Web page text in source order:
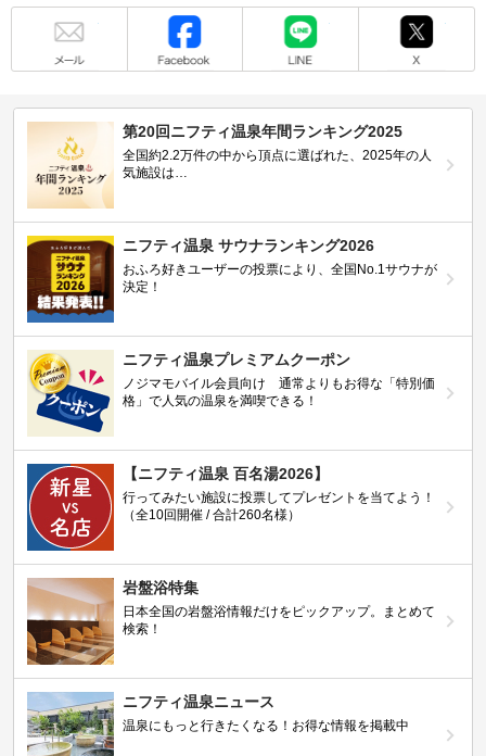
第20回ニフティ温泉年間ランキング2025
全国約2.2万件の中から頂点に選ばれた、2025年の人
気施設は…
ニフティ温泉 サウナランキング2026
おふろ好きユーザーの投票により、全国No.1サウナが
決定！
ニフティ温泉プレミアムクーポン
ノジマモバイル会員向け 通常よりもお得な「特別価
格」で人気の温泉を満喫できる！
【ニフティ温泉 百名湯2026】
行ってみたい施設に投票してプレゼントを当てよう！
（全10回開催 / 合計260名様）
岩盤浴特集
日本全国の岩盤浴情報だけをピックアップ。まとめて
検索！
ニフティ温泉ニュース
温泉にもっと行きたくなる！お得な情報を掲載中